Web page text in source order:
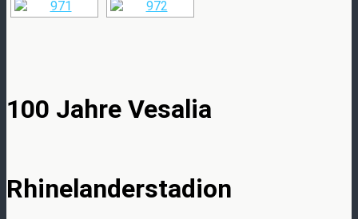
100 Jahre Vesalia
Rhinelanderstadion